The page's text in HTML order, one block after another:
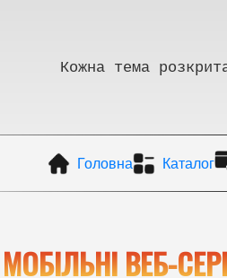
Кожна тема
Головна Каталог
ВЕБ-